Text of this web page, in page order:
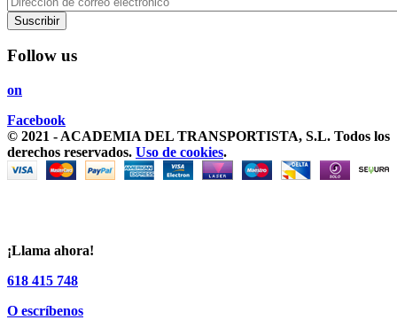
Suscribir
Follow us
on
Facebook
© 2021 - ACADEMIA DEL TRANSPORTISTA, S.L. Todos los
derechos reservados. Uso de cookies.
¡Llama ahora!
618 415 748
O escríbenos